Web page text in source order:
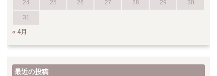
24 25 26 27 28 29 30
31
« 4月
最近の投稿